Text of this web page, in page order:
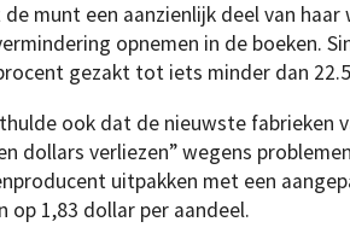
munt een aanzienlijk deel van
opnemen in de boeken.
gezakt tot iets minder dan
ook dat de nieuwste fabrieken
dollars verliezen” wegens
uitpakken met een
op 1,83 dollar per aandeel.